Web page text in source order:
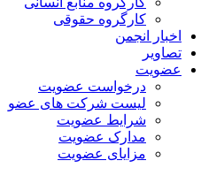
کارگروه حقوقی
اخبار انجمن
تصاویر
عضویت
درخواست عضویت
لیست شرکت های عضو
شرایط عضویت
مدارک عضویت
مزایای عضویت